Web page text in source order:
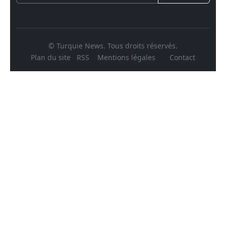
© Turquie News. Tous droits réservés.
Plan du site
RSS Mentions légales Contact